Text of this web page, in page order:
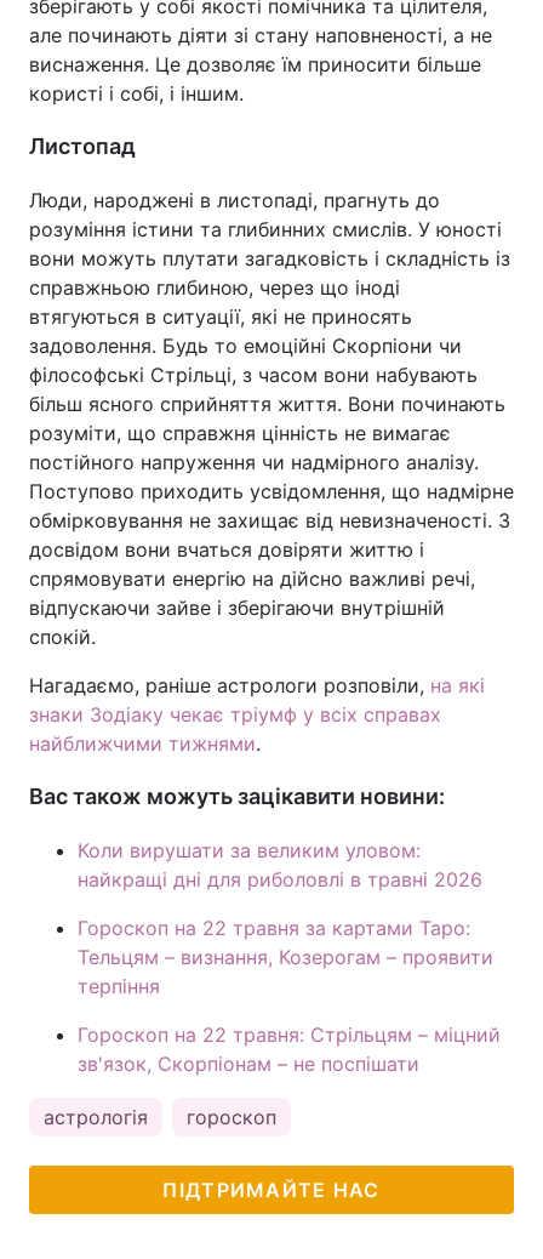
зберігають у собі якості помічника та цілителя,
але починають діяти зі стану наповненості, а не
виснаження. Це дозволяє їм приносити більше
користі і собі, і іншим.
Листопад
Люди, народжені в листопаді, прагнуть до
розуміння істини та глибинних смислів. У юності
вони можуть плутати загадковість і складність із
справжньою глибиною, через що іноді
втягуються в ситуації, які не приносять
задоволення. Будь то емоційні Скорпіони чи
філософські Стрільці, з часом вони набувають
більш ясного сприйняття життя. Вони починають
розуміти, що справжня цінність не вимагає
постійного напруження чи надмірного аналізу.
Поступово приходить усвідомлення, що надмірне
обмірковування не захищає від невизначеності. З
досвідом вони вчаться довіряти життю і
спрямовувати енергію на дійсно важливі речі,
відпускаючи зайве і зберігаючи внутрішній
спокій.
Нагадаємо, раніше астрологи розповіли, на які
знаки Зодіаку чекає тріумф у всіх справах
найближчими тижнями.
Вас також можуть зацікавити новини:
Коли вирушати за великим уловом:
найкращі дні для риболовлі в травні 2026
Гороскоп на 22 травня за картами Таро:
Тельцям – визнання, Козерогам – проявити
терпіння
Гороскоп на 22 травня: Стрільцям – міцний
зв'язок, Скорпіонам – не поспішати
астрологія гороскоп
ПІДТРИМАЙТЕ НАС